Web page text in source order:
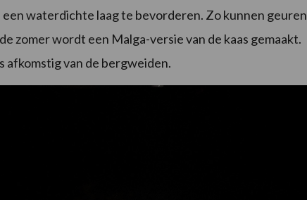
waterdichte laag te bevorderen. Zo kunnen geuren
zomer wordt een Malga-versie van de kaas gemaakt.
afkomstig van de bergweiden.